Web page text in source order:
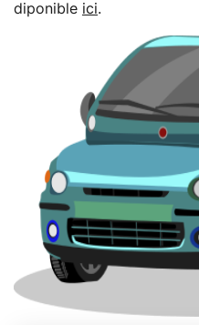
diponible ici.